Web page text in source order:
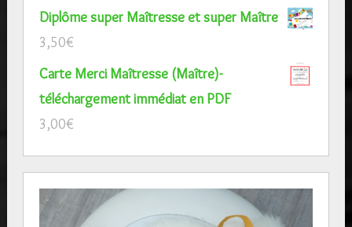
Diplôme super Maîtresse et super Maître
3,50€
Carte Merci Maîtresse (Maître)-
téléchargement immédiat en PDF
3,00€